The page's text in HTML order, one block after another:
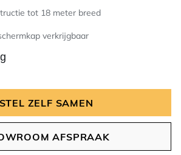
tot 18 meter breed
verkrijgbaar
STEL ZELF SAMEN
AFSPRAAK